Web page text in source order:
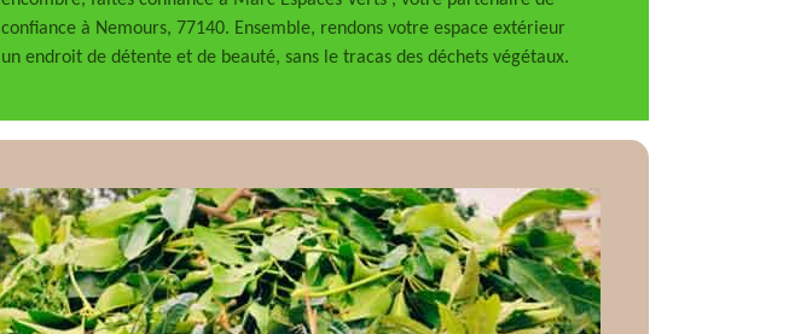
confiance à Nemours, 77140. Ensemble, rendons votre espace extérieur
un endroit de détente et de beauté, sans le tracas des déchets végétaux.